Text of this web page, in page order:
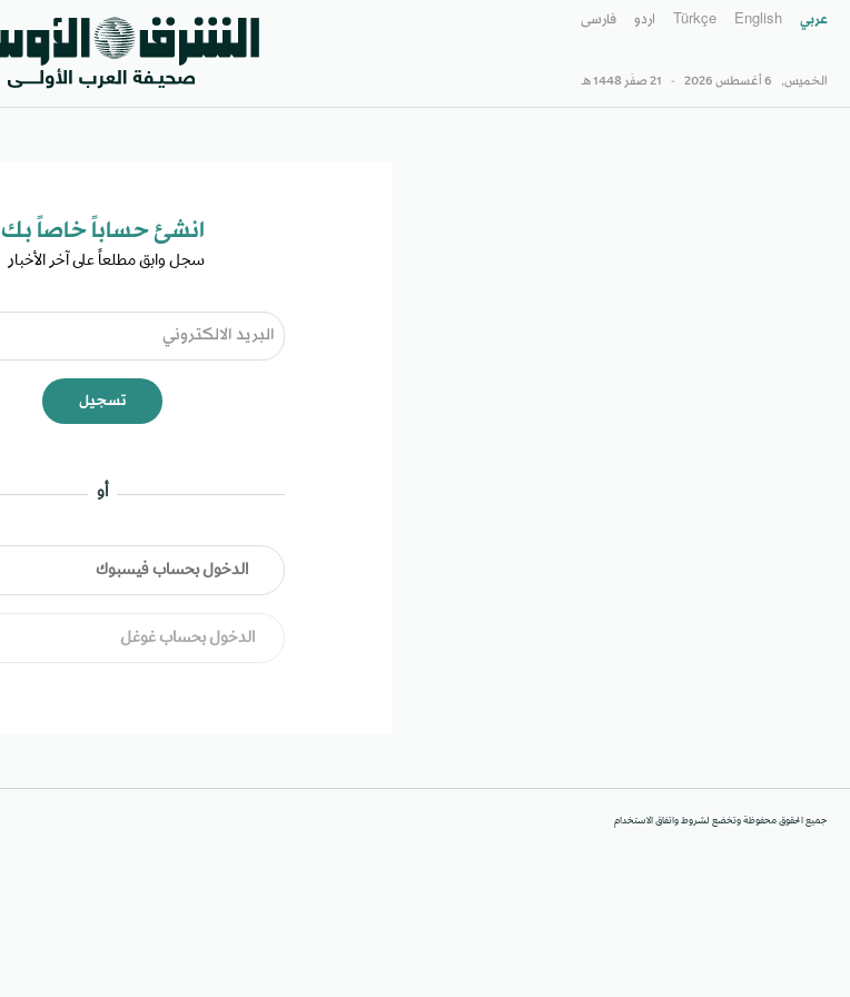
عربي English
Türkçe اردو فارسى
الخميس, 6 أغسطس 2026 - 21 صفَر 1448 هـ
انشئ حساباً خاصاً بك​
سجل وابق مطلعاً على آخر الأخبار ​
تسجيل
أو
الدخول بحساب فيسبوك
الدخول بحساب غوغل
جميع الحقوق محفوظة وتخضع لشروط واتفاق الاستخدام